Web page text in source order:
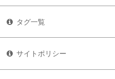
タグ一覧
サイトポリシー